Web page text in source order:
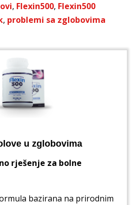
, Flexin500, Flexin500
, problemi sa zglobovima
u zglobovima
rješenje za bolne
bazirana na prirodnim